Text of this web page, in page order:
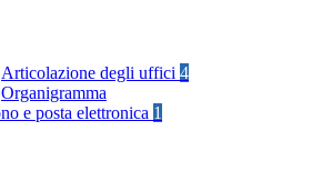
Articolazione degli uffici 4
Organigramma
e posta elettronica 1